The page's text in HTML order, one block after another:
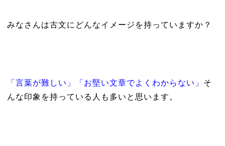
みなさんは古文にどんなイメージを持っていますか？
「言葉が難しい」「お堅い文章でよくわからない」 そ
んな印象を持っている人も多いと思います。